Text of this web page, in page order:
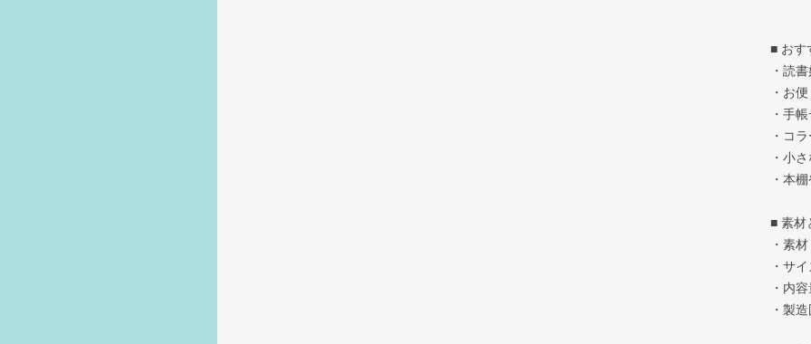
■ おす
・読
・お
・手
・コ
・小
・本
■ 素材
・素
・サ
・内
・製